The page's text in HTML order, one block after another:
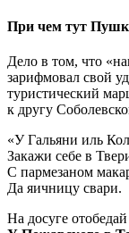
При чем тут
Дело в том, что
зарифмовал свой
туристический
к другу
«У Гальяни иль
Закажи себе в
С пармезаном
Да яичницу свари.
На досуге отобедай